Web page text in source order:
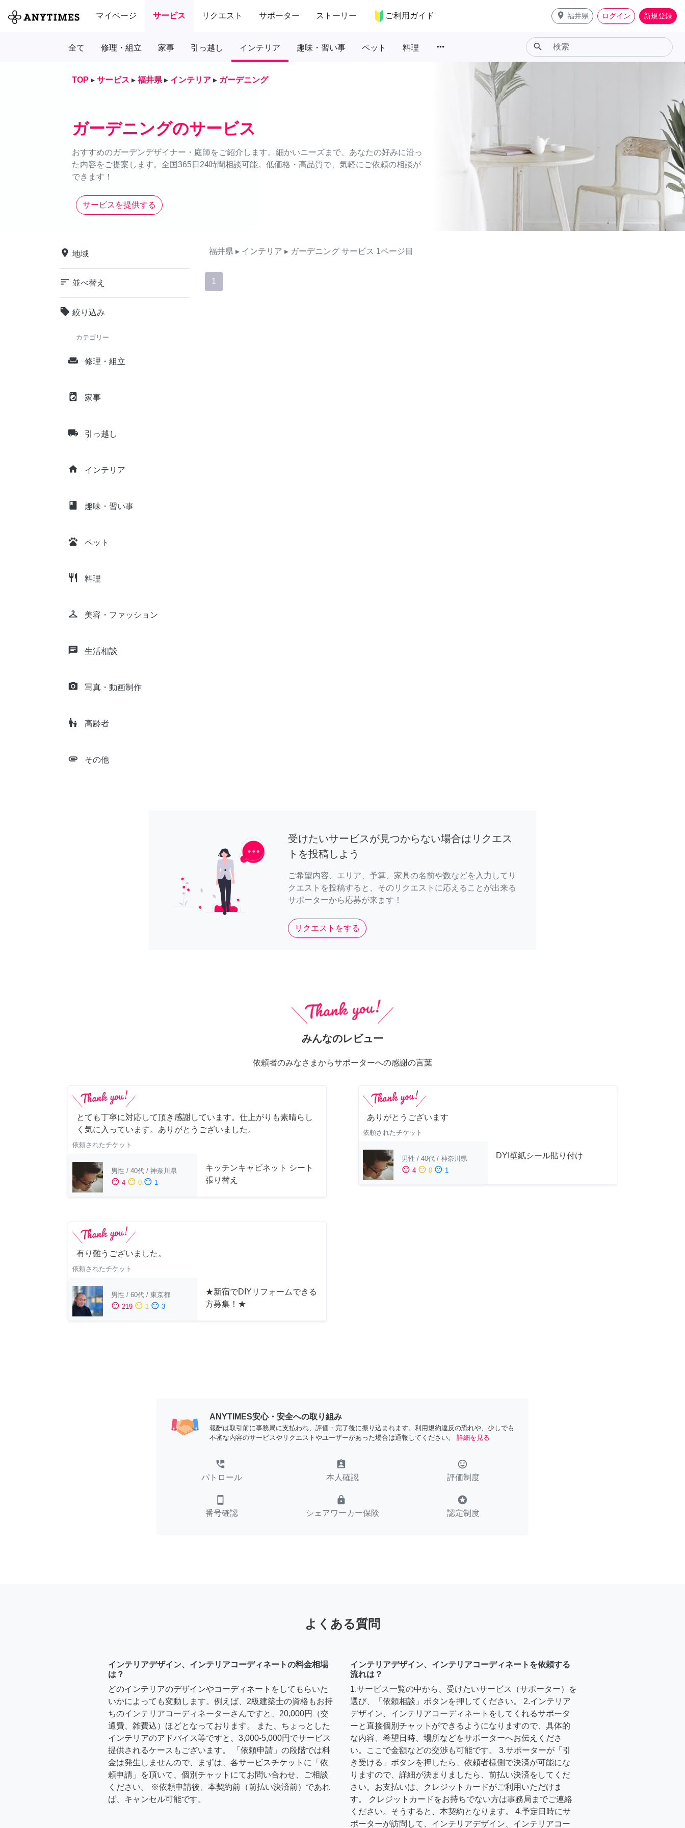
マイページ サービス リクエスト サポーター ストーリー ご利用ガイド place 福井県 ログイン 新規登録
全て 修理・組立 家事 引っ越し インテリア 趣味・習い事 ペット 料理 more_horiz search
TOP ▸ サービス ▸ 福井県 ▸ インテリア ▸ ガーデニング
ガーデニングのサービス
おすすめのガーデンデザイナー・庭師をご紹介します。細かいニーズまで、あなたの好みに沿っ
た内容をご提案します。全国365日24時間相談可能。低価格・高品質で、気軽にご依頼の相談が
できます！
サービスを提供する
place 地域
sort 並べ替え
local_offer 絞り込み
カテゴリー
weekend 修理・組立
local_laundry_service 家事
local_shipping 引っ越し
home インテリア
class 趣味・習い事
pets ペット
restaurant 料理
checkroom 美容・ファッション
chat 生活相談
camera_alt 写真・動画制作
escalator_warning 高齢者
attachment その他
福井県 ▸ インテリア ▸ ガーデニング サービス 1ページ目
1
受けたいサービスが見つからない場合はリクエス
トを投稿しよう
ご希望内容、エリア、予算、家具の名前や数などを入力してリ
クエストを投稿すると、そのリクエストに応えることが出来る
サポーターから応募が来ます！
リクエストをする
みんなのレビュー
依頼者のみなさまからサポーターへの感謝の言葉
とても丁寧に対応して頂き感謝しています。仕上がりも素晴らし
く気に入っています。ありがとうございました。
依頼されたチケット
男性 / 40代 / 神奈川県
sentiment_satisfied 4 sentiment_neutral 0 sentiment_dissatisfied 1
キッチンキャビネット シート
張り替え
ありがとうございます
依頼されたチケット
男性 / 40代 / 神奈川県
sentiment_satisfied 4 sentiment_neutral 0 sentiment_dissatisfied 1
DYI壁紙シール貼り付け
有り難うございました。
依頼されたチケット
男性 / 60代 / 東京都
sentiment_satisfied 219 sentiment_neutral 1 sentiment_dissatisfied 3
★新宿でDIYリフォームできる
方募集！★
ANYTIMES安心・安全への取り組み
報酬は取引前に事務局に支払われ、評価・完了後に振り込まれます。利用規約違反の恐れや、少しでも
不審な内容のサービスやリクエストやユーザーがあった場合は通報してください。
詳細を見る
perm_phone_msg
パトロール
assignment_ind
本人確認
tag_faces
評価制度
smartphone
番号確認
lock
シェアワーカー保険
stars
認定制度
よくある質問
インテリアデザイン、インテリアコーディネートの料金相場
は？
どのインテリアのデザインやコーディネートをしてもらいた
いかによっても変動します。例えば、2級建築士の資格もお持
ちのインテリアコーディネーターさんですと、20,000円（交
通費、雑費込）ほどとなっております。 また、ちょっとした
インテリアのアドバイス等ですと、3,000-5,000円でサービス
提供されるケースもございます。 「依頼申請」の段階では料
金は発生しませんので、まずは、各サービスチケットに「依
頼申請」を頂いて、個別チャットにてお問い合わせ、ご相談
ください。 ※依頼申請後、本契約前（前払い決済前）であれ
ば、キャンセル可能です。
インテリアデザイン、インテリアコーディネートを依頼する
流れは？
1.サービス一覧の中から、受けたいサービス（サポーター）を
選び、「依頼相談」ボタンを押してください。 2.インテリア
デザイン、インテリアコーディネートをしてくれるサポータ
ーと直接個別チャットができるようになりますので、具体的
な内容、希望日時、場所などをサポーターへお伝えくださ
い。ここで金額などの交渉も可能です。 3.サポーターが「引
き受ける」ボタンを押したら、依頼者様側で決済が可能にな
りますので、詳細が決まりましたら、前払い決済をしてくだ
さい。お支払いは、クレジットカードがご利用いただけま
す。 クレジットカードをお持ちでない方は事務局までご連絡
ください。そうすると、本契約となります。 4.予定日時にサ
ポーターが訪問して、インテリアデザイン、インテリアコー